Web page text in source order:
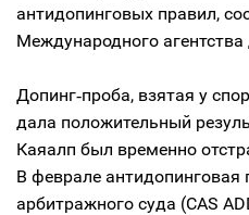
антидопинговых правил,
Международного агентства
Допинг‑проба, взятая у
дала положительный
Каяалп был временно
В феврале антидопинговая
арбитражного суда (CAS